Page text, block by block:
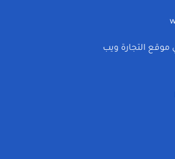
موقع التجارة ويب